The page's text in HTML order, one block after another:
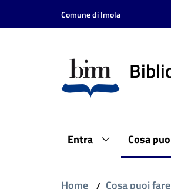
Vai al contenuto
Vai alla navigazione
Comune di Imola
Entra Cosa
Home Cosa puoi fare